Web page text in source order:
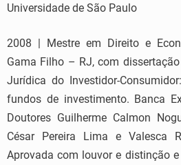
Universidade de São Paulo
2008 | Mestre em Direito e
Gama Filho – RJ, com
Jurídica do Investidor-
fundos de investimento. Banca
Doutores Guilherme Calmon
César Pereira Lima e Valesca
Aprovada com louvor e distinção